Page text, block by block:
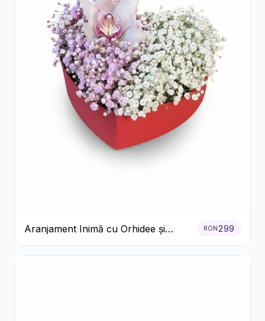
Aranjament Inimă cu Orhidee și
Floarea Miresei
RON 299